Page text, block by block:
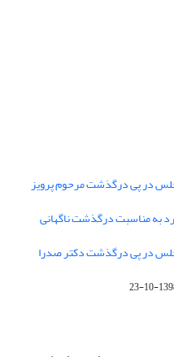
در پی درگذشت مرحوم پرویز
به مناسبت درگذشت ناگهانی
در پی درگذشت دکتر صدرا
1398-